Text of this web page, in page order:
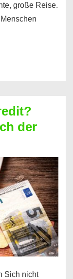
große Reise.
der
Sich nicht